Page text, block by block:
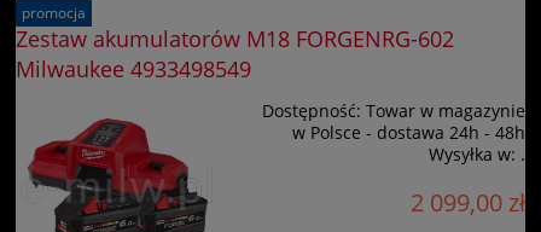
Zestaw akumulatorów M18 FORGENRG-602
Milwaukee 4933498549
Dostępność: Towar w magazynie
w Polsce - dostawa 24h - 48h
Wysyłka w: .
2 099,00 zł
promocja